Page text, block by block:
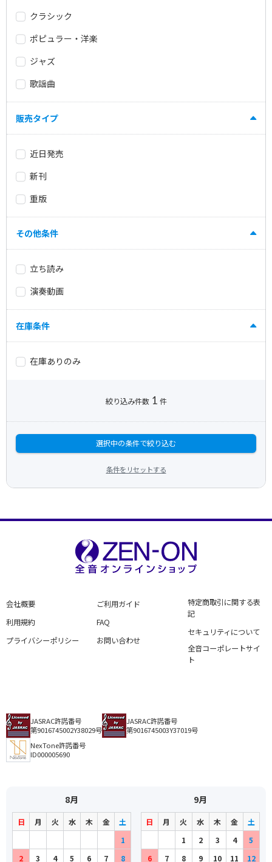
クラシック
ポピュラー・洋楽
ジャズ
歌謡曲
販売タイプ
近日発売
新刊
重版
その他条件
立ち読み
演奏動画
在庫条件
在庫ありのみ
絞り込み件数 1 件
選択中の条件で絞り込む
条件をリセットする
会社概要
利用規約
プライバシーポリシー
ご利用ガイド
FAQ
お問い合わせ
特定商取引に関する表
記
セキュリティについて
全音コーポレートサイ
ト
JASRAC許諾番号
第9016745002Y38029号
JASRAC許諾番号
第9016745003Y37019号
NexTone許諾番号
ID000005690
8月
日 月 火 水 木 金
土
1
2
3 4 5 6 7 8
9月
日 月 火 水 木 金
土
1
2 3 4
5
6
7 8 9 10 11 12